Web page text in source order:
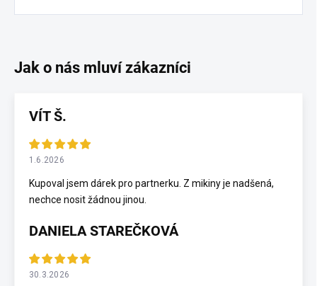
VÍT Š.
1.6.2026
Kupoval jsem dárek pro partnerku. Z mikiny je nadšená,
nechce nosit žádnou jinou.
DANIELA STAREČKOVÁ
30.3.2026